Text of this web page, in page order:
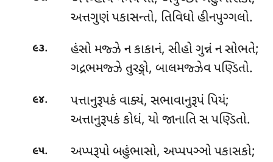
અત્તગુણં પકાસન્તો, તિવિધો હીનપુગ્ગલો.
૯૩. હંસો મજ્ઝે ન કાકાનં, સીહો ગુન્નં ન સોભતે;
ગદ્રભમજ્ઝે તુરઙ્ગો, બાલમજ્ઝેવ પણ્ડિતો.
૯૪.
પત્તાનુરૂપકં વાક્યં, સભાવાનુરૂપં પિયં;
અત્તાનુરૂપકં કોધં, યો જાનાતિ સ પણ્ડિતો.
૯૫. અપ્પરૂપો બહુંભાસો, અપ્પપઞ્ઞો પકાસકો;